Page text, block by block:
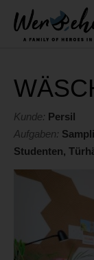
Kunde: Persil
Aufgaben:
Studenten,